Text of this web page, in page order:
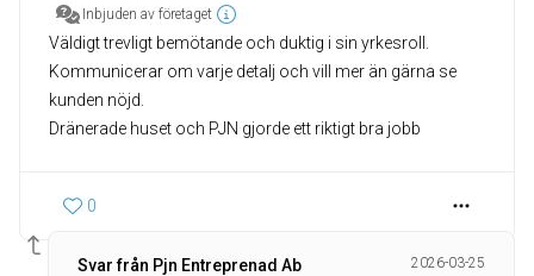
Inbjuden av företaget
Väldigt trevligt bemötande och duktig i sin yrkesroll.
Kommunicerar om varje detalj och vill mer än gärna se
kunden nöjd.
0
Svar från Pjn Entreprenad Ab 2026-03-25